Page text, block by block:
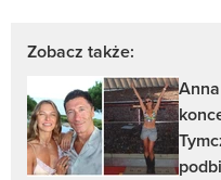
Zobacz także: